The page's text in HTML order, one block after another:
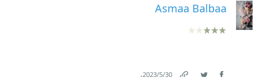
Asmaa Balbaa
30‏/5‏/2023
.